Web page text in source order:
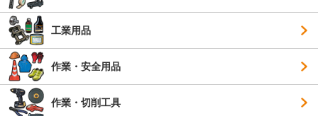
工業用品
作業・安全用品
作業・切削工具